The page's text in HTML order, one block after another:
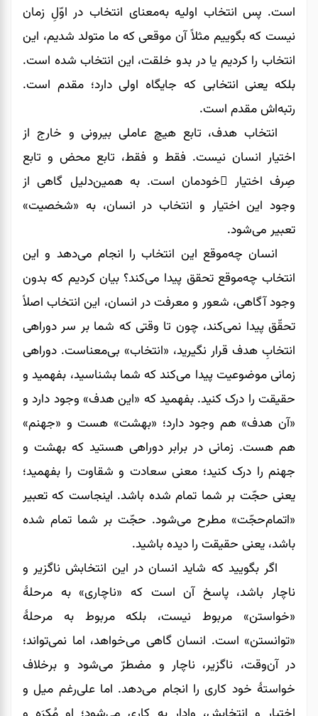
است. پس انتخاب اولیه به‌معنای انتخاب در اوّلِ زمان
نیست که بگوییم مثلاً آن موقعی که ما متولد شدیم، این
انتخاب را کردیم یا در بدو خلقت، این انتخاب شده است.
بلکه یعنی انتخابی که جایگاه اولی دارد؛ مقدم است.
رتبه‌اش مقدم است.
انتخاب هدف، تابع هیچ عاملی بیرونی و خارج از
اختیار انسان نیست. فقط و فقط، تابع محض و تابع
صِرف اختیار ِخودمان است. به همین‌دلیل گاهی از
وجود این اختیار و انتخاب در انسان، به «شخصیت»
تعبیر می‌شود.
انسان چه‌موقع این انتخاب را انجام می‌‌‌‌‌‌دهد و این
انتخاب چه‌موقع تحقق پیدا می‌کند؟ بیان کردیم که بدون
وجود آگاهی، شعور و معرفت در انسان، این انتخاب اصلاً
تحقّق پیدا نمی‌کند، چون تا وقتی که شما بر سر دوراهی
انتخابِ هدف قرار نگیرید، «انتخاب» بی‌معناست. دوراهی
زمانی موضوعیت پیدا می‌‌‌‌‌‌کند که شما بشناسید، بفهمید و
حقیقت را درک کنید. بفهمید که ‌‌‌‌‌‌«این هدف» وجود دارد و
«آن هدف» هم وجود دارد؛ «بهشت» هست و «جهنم»
هم هست. زمانی در برابر دوراهی هستید که بهشت و
جهنم را درک کنید؛ معنی سعادت و شقاوت را بفهمید؛‌‌‌‌‌‌
یعنی حجّت بر شما تمام شده باشد. اینجاست که تعبیر
«اتمام‌حجّت» مطرح می‌شود. حجّت بر شما تمام شده
باشد، یعنی حقیقت را دیده باشید.
اگر بگویید که شاید انسان در این انتخابش ناگزیر و
ناچار باشد، پاسخ آن است که «ناچاری» به مرحلۀ
«خواستن» مربوط نیست، بلکه مربوط به مرحلۀ
«توانستن» است. انسان گاهی می‌خواهد، اما نمی‌تواند؛
در آن‌وقت، ناگزیر، ناچار و مضطرّ می‌شود و برخلاف
خواستۀ خود کاری را انجام می‌دهد. اما علی‌رغم میل و